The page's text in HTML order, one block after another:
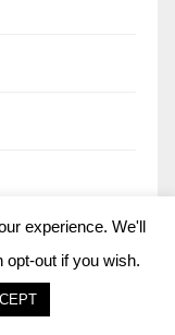
experience. We'll
out if you wish.